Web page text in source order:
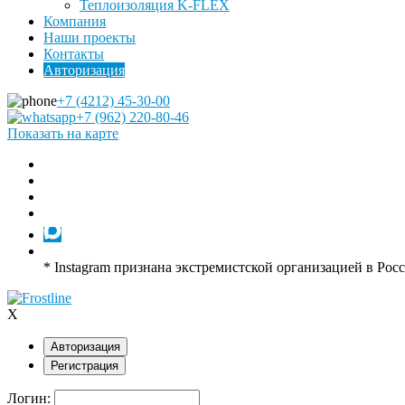
Теплоизоляция K-FLEX
Компания
Наши проекты
Контакты
Авторизация
+7 (4212) 45-30-00
+7 (962) 220-80-46
Показать на карте
* Instagram признана экстремистской организацией в
X
Авторизация
Регистрация
Логин: